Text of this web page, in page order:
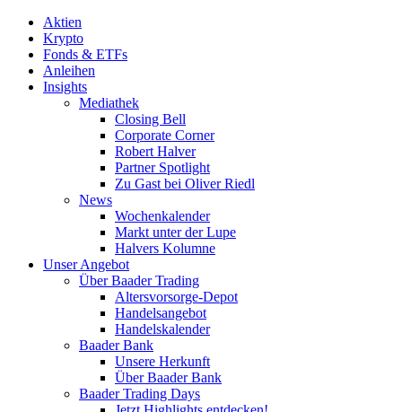
Aktien
Krypto
Fonds & ETFs
Anleihen
Insights
Mediathek
Closing Bell
Corporate Corner
Robert Halver
Partner Spotlight
Zu Gast bei Oliver Riedl
News
Wochenkalender
Markt unter der Lupe
Halvers Kolumne
Unser Angebot
Über Baader Trading
Altersvorsorge-Depot
Handelsangebot
Handelskalender
Baader Bank
Unsere Herkunft
Über Baader Bank
Baader Trading Days